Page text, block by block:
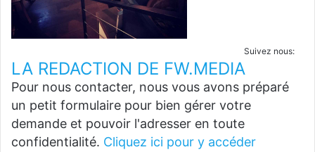
Suivez nous:
LA REDACTION DE FW.MEDIA
Pour nous contacter, nous vous avons préparé
un petit formulaire pour bien gérer votre
demande et pouvoir l'adresser en toute
confidentialité. Cliquez ici pour y accéder